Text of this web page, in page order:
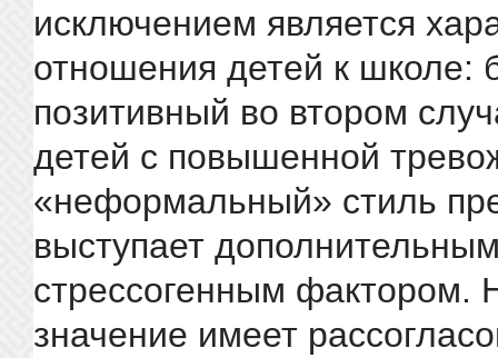
исключением является
отношения детей к школе:
позитивный во втором
детей с повышенной
«неформальный» стиль
выступает
стрессогенным фактором.
значение имеет